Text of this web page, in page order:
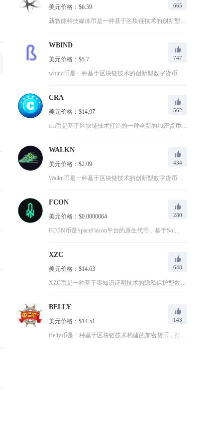
美元价格：$6.59 665
新智能科技媒体币是一种基于区块链技术的创新型数字货币，为媒体...
WBIND
美元价格：$5.7 747
wbind币是一种基于区块链技术的创新型数字货币，通过去中心...
CRA
美元价格：$14.97 562
cra币是基于区块链技术打造的一种全新的加密货币，目的在于为...
WALKN
美元价格：$2.09 434
Walkn币是一种基于区块链技术的创新型数字货币，通过Mov...
FCON
美元价格：$0.0000064 280
FCON币是SpaceFalcon平台的原生代币，基于Sol...
XZC
美元价格：$14.63 648
XZC币是一种基于零知识证明技术的隐私保护型数字货币，全称Z...
BELLY
美元价格：$14.51 143
Belly币是一种基于区块链技术构建的加密货币，打造连接消费...